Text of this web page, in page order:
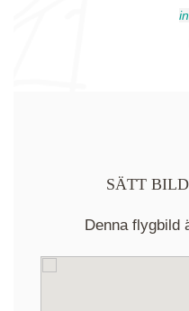
SÄTT
Denna flygbild